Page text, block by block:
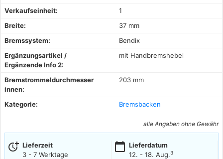
Verkaufseinheit:
1
Breite:
37 mm
Bremssystem:
Bendix
Ergänzungsartikel /
Ergänzende Info 2:
mit Handbremshebel
Bremstrommeldurchmesser
innen:
203 mm
Kategorie: Bremsbacken
alle Angaben ohne Gewähr
more_time Lieferzeit
3 - 7 Werktage
calendar_today Lieferdatum
12. - 18. Aug.3